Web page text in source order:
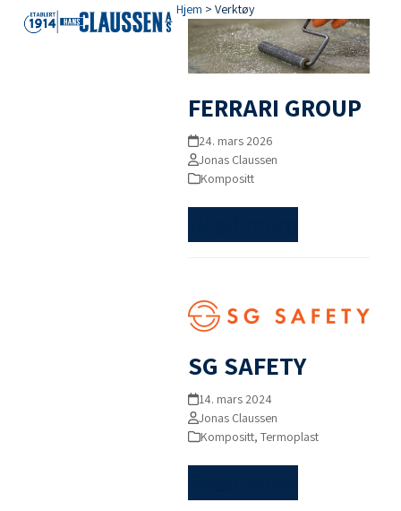
SkipOpen
Close
Hjem >Verktøy
FERRARI GROUP
24. mars 2026
Jonas Claussen
Kompositt
SG SAFETY
14. mars 2024
Jonas Claussen
Kompositt, Termoplast